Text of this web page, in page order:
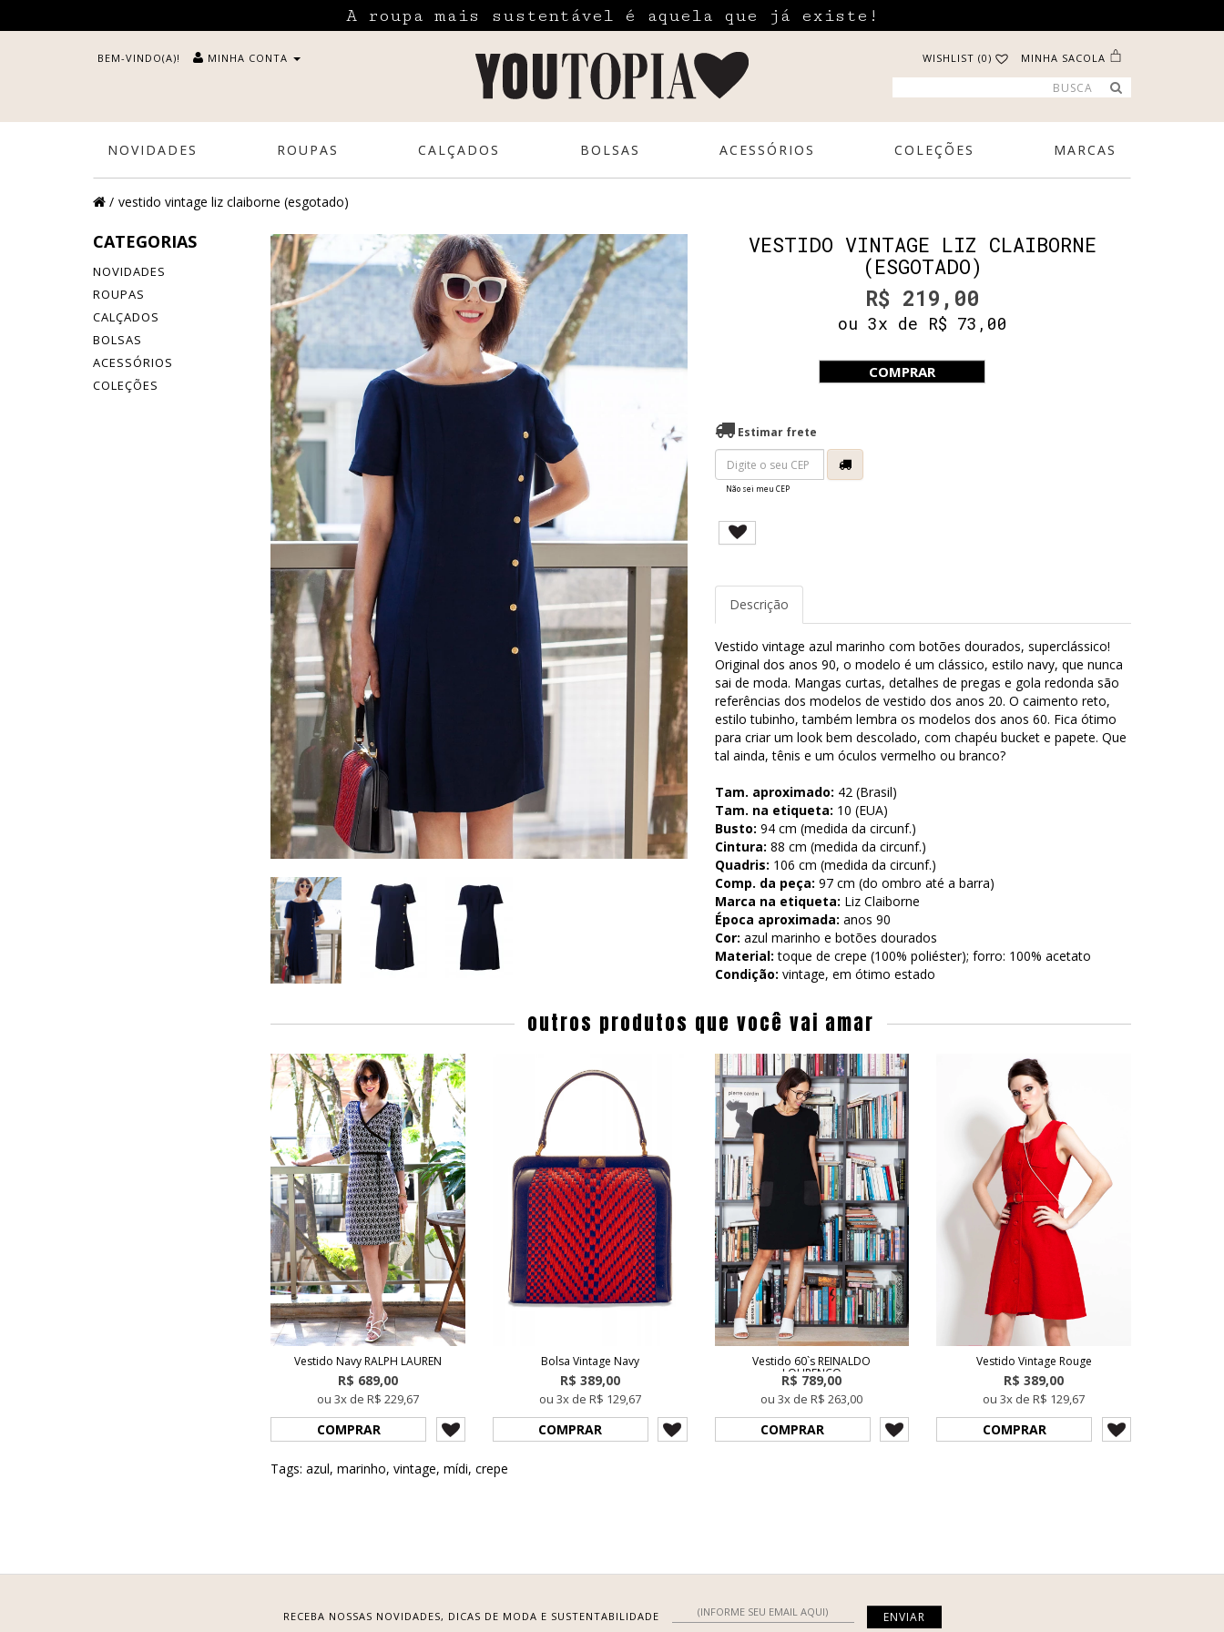
A roupa mais sustentável é aquela que já existe!
BEM-VINDO(A)! MINHA CONTA WISHLIST (0) MINHA SACOLA
NOVIDADES ROUPAS CALÇADOS BOLSAS ACESSÓRIOS COLEÇÕES MARCAS
vestido vintage liz claiborne (esgotado)
CATEGORIAS
NOVIDADES
ROUPAS
CALÇADOS
BOLSAS
ACESSÓRIOS
COLEÇÕES
VESTIDO VINTAGE LIZ CLAIBORNE
(ESGOTADO)
R$ 219,00
ou 3x de R$ 73,00
COMPRAR
Estimar frete
Não sei meu CEP
Descrição
Vestido vintage azul marinho com botões dourados, superclássico!
Original dos anos 90, o modelo é um clássico, estilo navy, que nunca
sai de moda. Mangas curtas, detalhes de pregas e gola redonda são
referências dos modelos de vestido dos anos 20. O caimento reto,
estilo tubinho, também lembra os modelos dos anos 60. Fica ótimo
para criar um look bem descolado, com chapéu bucket e papete. Que
tal ainda, tênis e um óculos vermelho ou branco?
Tam. aproximado: 42 (Brasil)
Tam. na etiqueta: 10 (EUA)
Busto: 94 cm (medida da circunf.)
Cintura: 88 cm (medida da circunf.)
Quadris: 106 cm (medida da circunf.)
Comp. da peça: 97 cm (do ombro até a barra)
Marca na etiqueta: Liz Claiborne
Época aproximada: anos 90
Cor: azul marinho e botões dourados
Material: toque de crepe (100% poliéster); forro: 100% acetato
Condição: vintage, em ótimo estado
outros produtos que você vai amar
Vestido Navy RALPH LAUREN
R$ 689,00
ou 3x de R$ 229,67
COMPRAR
Bolsa Vintage Navy
R$ 389,00
ou 3x de R$ 129,67
COMPRAR
Vestido 60`s REINALDO
LOURENÇO
R$ 789,00
ou 3x de R$ 263,00
COMPRAR
Vestido Vintage Rouge
R$ 389,00
ou 3x de R$ 129,67
COMPRAR
Tags: azul, marinho, vintage, mídi, crepe
RECEBA NOSSAS NOVIDADES, DICAS DE MODA E SUSTENTABILIDADE